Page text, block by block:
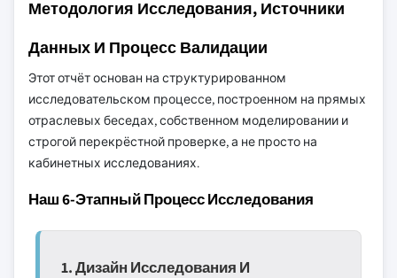
Методология Исследования, Источники
Данных И Процесс Валидации
Этот отчёт основан на структурированном
исследовательском процессе, построенном на прямых
отраслевых беседах, собственном моделировании и
строгой перекрёстной проверке, а не просто на
кабинетных исследованиях.
Наш 6-Этапный Процесс Исследования
1. Дизайн Исследования И